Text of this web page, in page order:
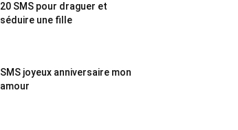
20 SMS pour draguer et
séduire une fille
SMS joyeux anniversaire mon
amour